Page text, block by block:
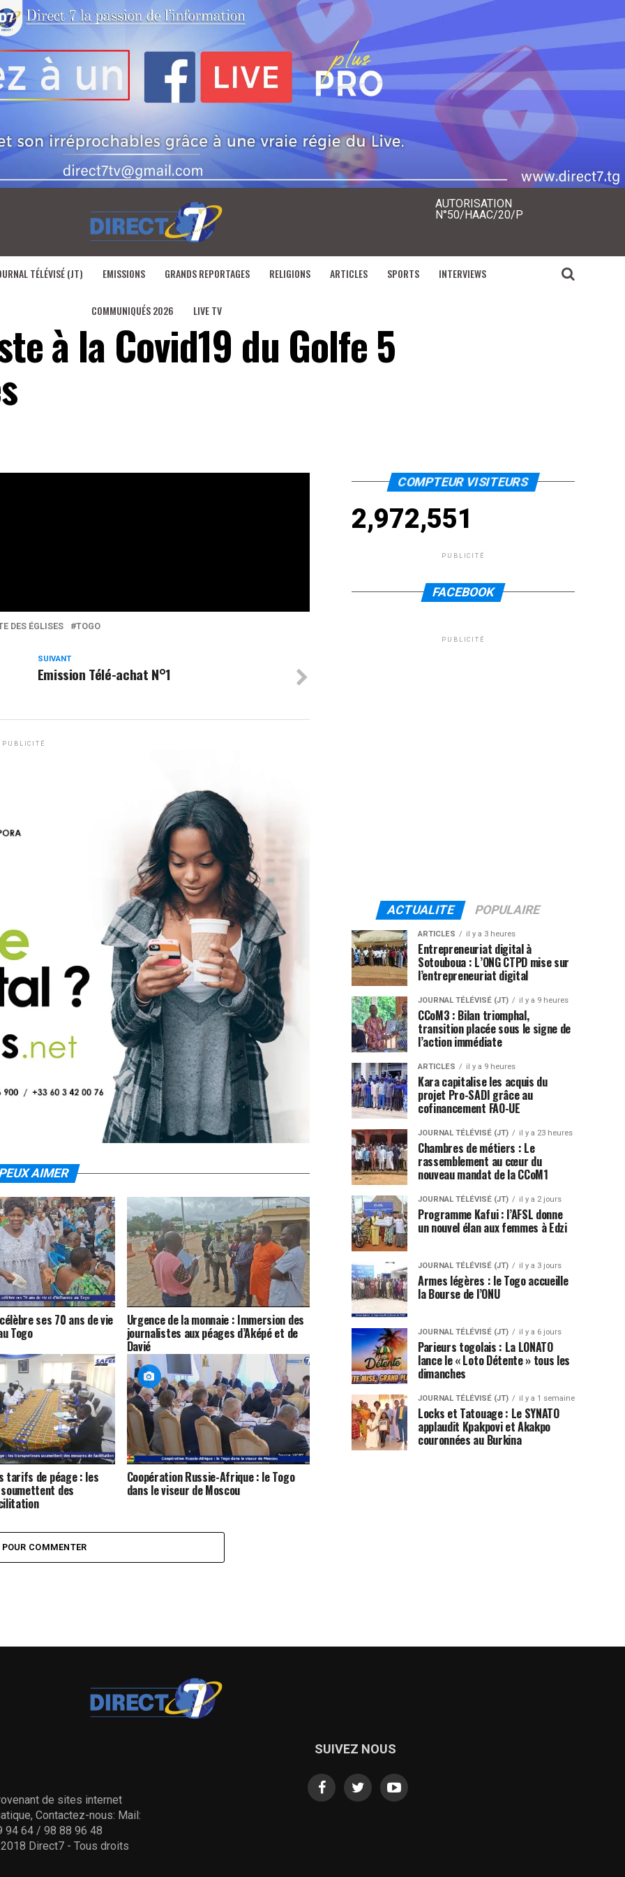
AUTORISATION
N°50/HAAC/20/P
TÉLÉVISÉ (JT) EMISSIONS GRANDS REPORTAGES RELIGIONS ARTICLES SPORTS INTERVIEWS
COMMUNIQUÉS 2026 LIVE TV
à la Covid19 du Golfe 5
DES ÉGLISES TOGO
SUIVANT
Emission Télé-achat N°1
PUBLICITÉ
AIMER
ses 70 ans de vie
Togo
Urgence de la monnaie : Immersion des
journalistes aux péages d’Aképé et de
Davié
tarifs de péage : les
des
Coopération Russie-Afrique : le Togo
dans le viseur de Moscou
COMMENTER
COMPTEUR VISITEURS
2,972,551
PUBLICITÉ
FACEBOOK
PUBLICITÉ
ACTUALITE POPULAIRE
ARTICLES il y a 3 heures
Entrepreneuriat digital à
Sotouboua : L’ONG CTPD mise sur
l’entrepreneuriat digital
JOURNAL TÉLÉVISÉ (JT) il y a 9 heures
CCoM3 : Bilan triomphal,
transition placée sous le signe de
l’action immédiate
ARTICLES il y a 9 heures
Kara capitalise les acquis du
projet Pro-SADI grâce au
cofinancement FAO-UE
JOURNAL TÉLÉVISÉ (JT) il y a 23 heures
Chambres de métiers : Le
rassemblement au cœur du
nouveau mandat de la CCoM1
JOURNAL TÉLÉVISÉ (JT) il y a 2 jours
Programme Kafui : l’AFSL donne
un nouvel élan aux femmes à Edzi
JOURNAL TÉLÉVISÉ (JT) il y a 3 jours
Armes légères : le Togo accueille
la Bourse de l’ONU
JOURNAL TÉLÉVISÉ (JT) il y a 6 jours
Parieurs togolais : La LONATO
lance le « Loto Détente » tous les
dimanches
JOURNAL TÉLÉVISÉ (JT) il y a 1 semaine
Locks et Tatouage : Le SYNATO
applaudit Kpakpovi et Akakpo
couronnées au Burkina
de sites internet
Contactez-nous: Mail:
94 64 / 98 88 96 48
Direct7 - Tous droits
SUIVEZ NOUS